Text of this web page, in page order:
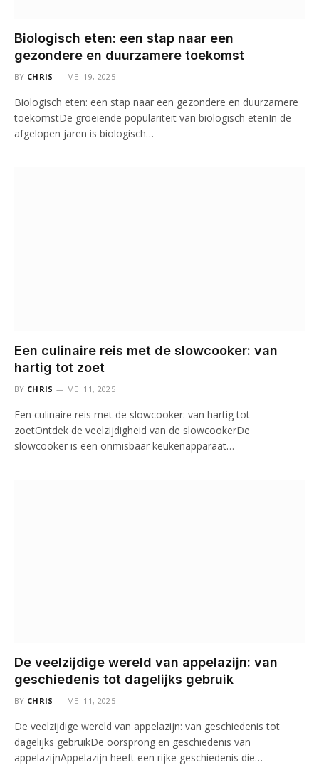
Biologisch eten: een stap naar een
gezondere en duurzamere toekomst
BY CHRIS MEI 19, 2025
Biologisch eten: een stap naar een gezondere en duurzamere
toekomstDe groeiende populariteit van biologisch etenIn de
afgelopen jaren is biologisch…
Een culinaire reis met de slowcooker: van
hartig tot zoet
BY CHRIS MEI 11, 2025
Een culinaire reis met de slowcooker: van hartig tot
zoetOntdek de veelzijdigheid van de slowcookerDe
slowcooker is een onmisbaar keukenapparaat…
De veelzijdige wereld van appelazijn: van
geschiedenis tot dagelijks gebruik
BY CHRIS MEI 11, 2025
De veelzijdige wereld van appelazijn: van geschiedenis tot
dagelijks gebruikDe oorsprong en geschiedenis van
appelazijnAppelazijn heeft een rijke geschiedenis die…